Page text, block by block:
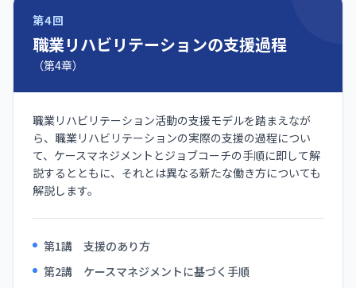
第4回
職業リハビリテーションの支援過程
（第4章）
職業リハビリテーション活動の支援モデルを踏まえなが
ら、職業リハビリテーションの実際の支援の過程につい
て、ケースマネジメントとジョブコーチの手順に即して解
説するとともに、それとは異なる新たな働き方についても
解説します。
第1講 支援のあり方
第2講 ケースマネジメントに基づく手順